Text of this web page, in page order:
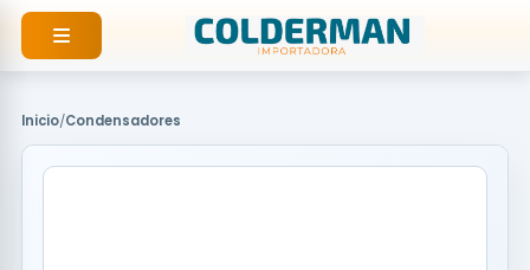
contenido
Inicio/Condensadores